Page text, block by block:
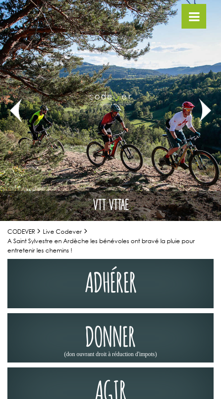
VTT VTTAE
CODEVER
Live Codever
A Saint Sylvestre en Ardèche les bénévoles ont bravé la pluie pour
entretenir les chemins !
ADHÉRER
DONNER
(don ouvrant droit à réduction d'impots)
AGIR